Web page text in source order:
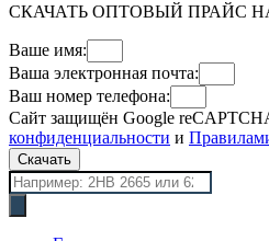
СКАЧАТЬ ОПТОВЫЙ ПРАЙС
Ваше имя:
Ваша электронная почта:
Ваш номер телефона:
Сайт защищён Google
конфиденциальности и
Скачать
Поиск
товаров